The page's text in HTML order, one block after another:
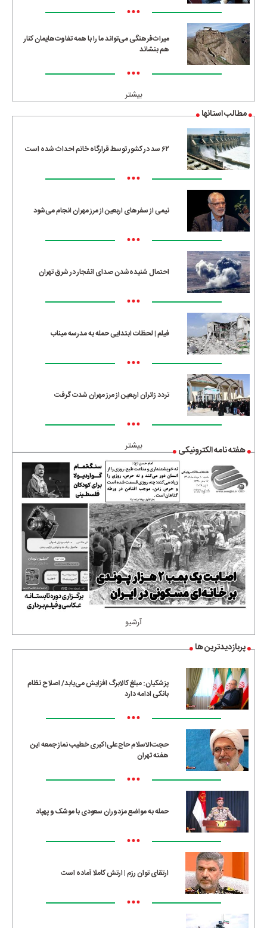
•••
میراث‌فرهنگی می‌تواند ما را با همه تفاوت‌هایمان کنار
هم بنشاند
•••
بیشتر
مطالب استانها
۶۲ سد در کشور توسط قرارگاه خاتم احداث شده است
•••
نیمی از سفرهای اربعین از مرز مهران انجام می‌شود
•••
احتمال شنیده‌شدن صدای انفجار در شرق تهران
•••
فیلم | لحظات ابتدایی حمله به مدرسه میناب
•••
تردد زائران اربعین از مرز مهران شدت گرفت
•••
بیشتر هفته نامه الکترونیکی
آرشیو
پربازدیدترین ها
پزشکیان: مبلغ کالابرگ افزایش می‌یابد/ اصلاح نظام
بانکی ادامه دارد
•••
حجت‌الاسلام حاج‌علی‌اکبری خطیب نماز جمعه این
هفته تهران
•••
حمله به مواضع مزدوران سعودی با موشک و پهپاد
•••
ارتقای توان رزم | ارتش کاملا آماده است
•••